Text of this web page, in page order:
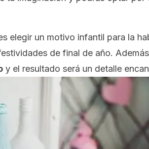
elegir un motivo infantil para la
de final de año.
y el resultado será un detalle